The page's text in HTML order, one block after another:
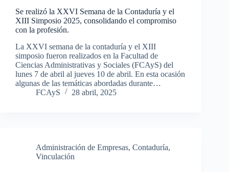
Se realizó la XXVI Semana de la Contaduría y el
XIII Simposio 2025, consolidando el compromiso
con la profesión.
La XXVI semana de la contaduría y el XIII
simposio fueron realizados en la Facultad de
Ciencias Administrativas y Sociales (FCAyS) del
lunes 7 de abril al jueves 10 de abril. En esta ocasión
algunas de las temáticas abordadas durante…
FCAyS
28 abril, 2025
Administración de Empresas, Contaduría,
Vinculación